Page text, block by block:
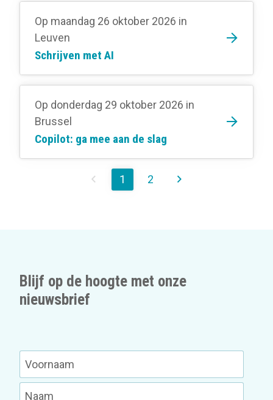
Op maandag 26 oktober 2026 in
Leuven
Schrijven met AI
Op donderdag 29 oktober 2026 in
Brussel
Copilot: ga mee aan de slag
1 2
Blijf op de hoogte met onze
nieuwsbrief